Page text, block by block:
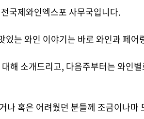
국제와인엑스포 사무국입니다.
있는 와인 이야기는 바로 와인과 페어
해 소개드리고, 다음주부터는 와인
나 혹은 어려웠던 분들께 조금이나마